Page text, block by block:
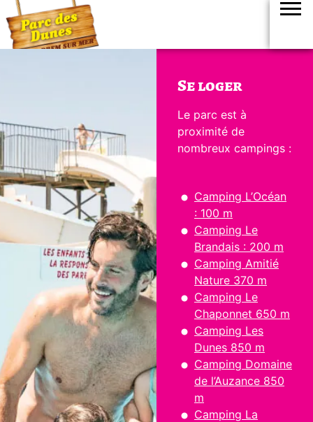
Se loger
Le parc est à
proximité de
nombreux campings :
Camping L’Océan
: 100 m
Camping Le
Brandais : 200 m
Camping Amitié
Nature 370 m
Camping Le
Chaponnet 650 m
Camping Les
Dunes 850 m
Camping Domaine
de l’Auzance 850
m
Camping La
Panneau de gestion des cookies